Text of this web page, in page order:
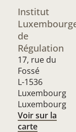
Institut
de
Régulation
17, rue du
Fossé
L-1536
Luxembourg
Luxembourg
Voir sur la
carte